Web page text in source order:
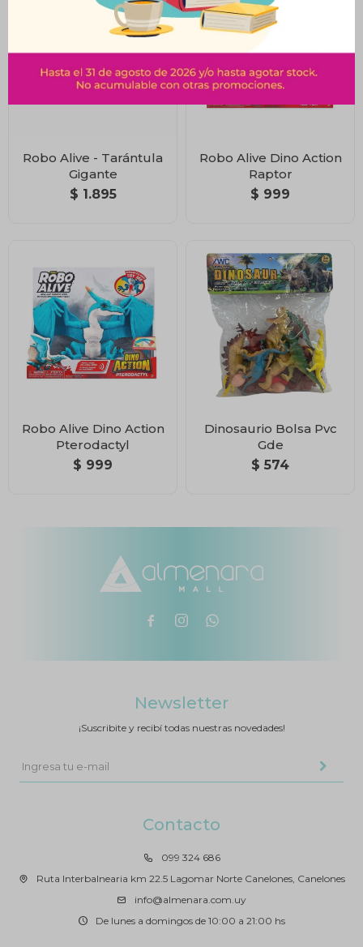
Robo Alive - Tarántula
Gigante
$ 1.895
Robo Alive Dino Action
Raptor
$ 999
Robo Alive Dino Action
Pterodactyl
$ 999
Dinosaurio Bolsa Pvc
Gde
$ 574
  
Contacto
099 324 686
Ruta Interbalnearia km 22.5 Lagomar Norte Canelones, Canelones
info@almenara.com.uy
De lunes a domingos de 10:00 a 21:00 hs
Newsletter
¡Suscribite y recibí todas nuestras novedades!